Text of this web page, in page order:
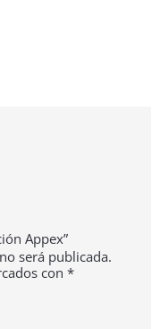
Appex”
será publicada.
con *